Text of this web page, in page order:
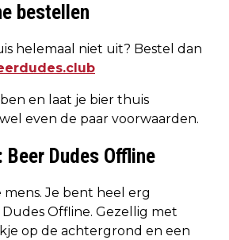
bestellen
helemaal niet uit? Bestel dan
en laat je bier thuis
even de paar voorwaarden.
Beer Dudes Offline
Je bent heel erg
Offline. Gezellig met
op de achtergrond en een